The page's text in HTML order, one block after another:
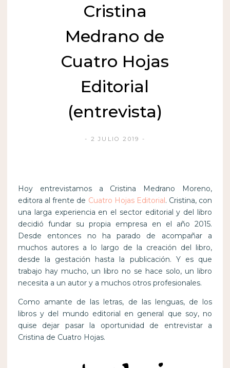
Cristina
Medrano de
Cuatro Hojas
Editorial
(entrevista)
2 JULIO 2019
Hoy entrevistamos a Cristina Medrano Moreno,
editora al frente de Cuatro Hojas Editorial . Cristina, con
una larga experiencia en el sector editorial y del libro
decidió fundar su propia empresa en el año 2015.
Desde entonces no ha parado de acompañar a
muchos autores a lo largo de la creación del libro,
desde la gestación hasta la publicación. Y es que
trabajo hay mucho, un libro no se hace solo, un libro
necesita a un autor y a muchos otros profesionales.
Como amante de las letras, de las lenguas, de los
libros y del mundo editorial en general que soy, no
quise dejar pasar la oportunidad de entrevistar a
Cristina de Cuatro Hojas.